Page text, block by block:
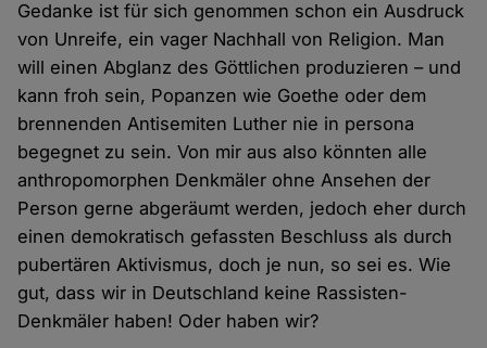
Gedanke ist für sich genommen schon ein Ausdruck
von Unreife, ein vager Nachhall von Religion. Man
will einen Abglanz des Göttlichen produzieren – und
kann froh sein, Popanzen wie Goethe oder dem
brennenden Antisemiten Luther nie in persona
begegnet zu sein. Von mir aus also könnten alle
anthropomorphen Denkmäler ohne Ansehen der
Person gerne abgeräumt werden, jedoch eher durch
einen demokratisch gefassten Beschluss als durch
pubertären Aktivismus, doch je nun, so sei es. Wie
gut, dass wir in Deutschland keine Rassisten-
Denkmäler haben! Oder haben wir?